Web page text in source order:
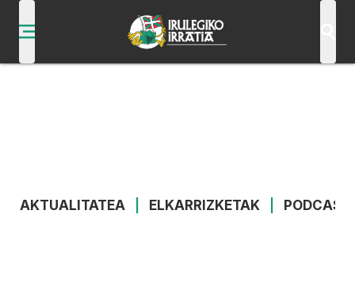
AKTUALITATEA ELKARRIZKETAK